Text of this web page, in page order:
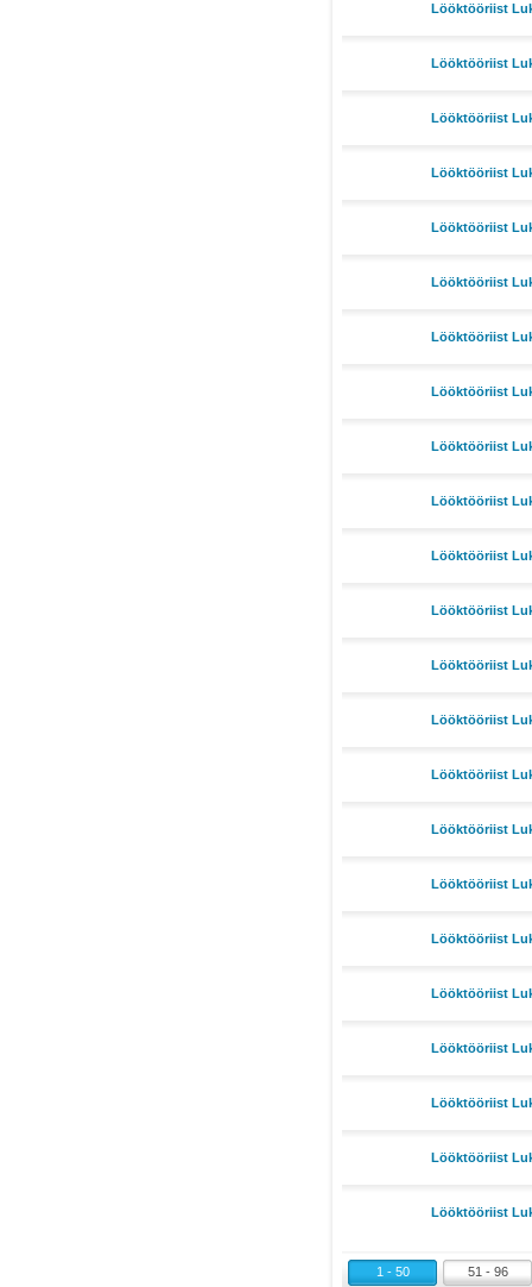
Lööktööriist
Lööktööriist
Lööktööriist
Lööktööriist
Lööktööriist
Lööktööriist
Lööktööriist
Lööktööriist
Lööktööriist
Lööktööriist
Lööktööriist
Lööktööriist
Lööktööriist
Lööktööriist
Lööktööriist
Lööktööriist
Lööktööriist
Lööktööriist
Lööktööriist
Lööktööriist
Lööktööriist
Lööktööriist
Lööktööriist
1 - 50 51 - 96